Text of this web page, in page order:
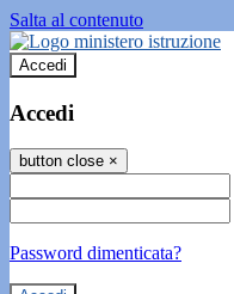
Salta al contenuto
Accedi
Accedi
button close ×
Password dimenticata?